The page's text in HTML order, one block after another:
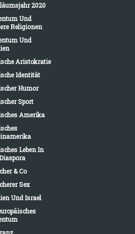
2020
Und
Religionen
Und
Aristokratie
Identität
Humor
Sport
Amerika
Leben In
& Co
Sex
Und Israel